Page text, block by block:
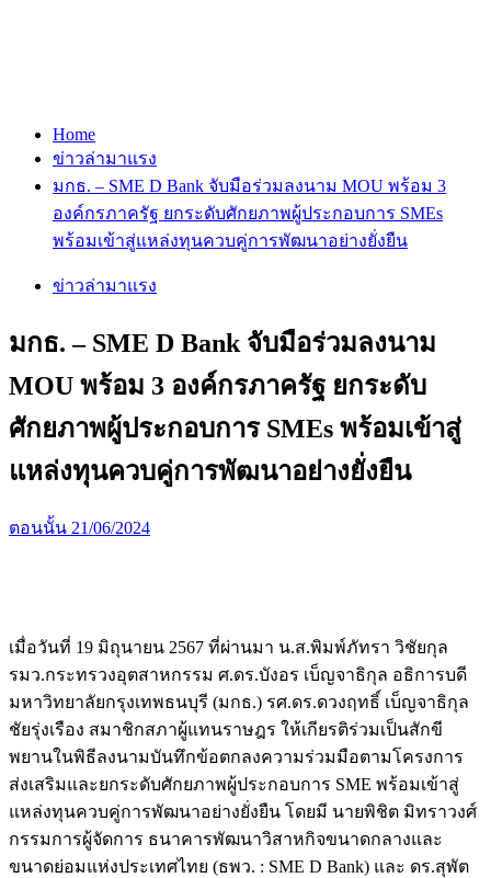
Home
ข่าวล่ามาแรง
มกธ. – SME D Bank จับมือร่วมลงนาม MOU พร้อม 3
องค์กรภาครัฐ ยกระดับศักยภาพผู้ประกอบการ SMEs
พร้อมเข้าสู่แหล่งทุนควบคู่การพัฒนาอย่างยั่งยืน
ข่าวล่ามาแรง
มกธ. – SME D Bank จับมือร่วมลงนาม
MOU พร้อม 3 องค์กรภาครัฐ ยกระดับ
ศักยภาพผู้ประกอบการ SMEs พร้อมเข้าสู่
แหล่งทุนควบคู่การพัฒนาอย่างยั่งยืน
ตอนนั้น 21/06/2024
เมื่อวันที่ 19 มิถุนายน 2567 ที่ผ่านมา น.ส.พิมพ์ภัทรา วิชัยกุล
รมว.กระทรวงอุตสาหกรรม ศ.ดร.บังอร เบ็ญจาธิกุล อธิการบดี
มหาวิทยาลัยกรุงเทพธนบุรี (มกธ.) รศ.ดร.ดวงฤทธิ์ เบ็ญจาธิกุล
ชัยรุ่งเรือง สมาชิกสภาผู้แทนราษฎร ให้เกียรติร่วมเป็นสักขี
พยานในพิธีลงนามบันทึกข้อตกลงความร่วมมือตามโครงการ
ส่งเสริมและยกระดับศักยภาพผู้ประกอบการ SME พร้อมเข้าสู่
แหล่งทุนควบคู่การพัฒนาอย่างยั่งยืน โดยมี นายพิชิต มิทราวงศ์
กรรมการผู้จัดการ ธนาคารพัฒนาวิสาหกิจขนาดกลางและ
ขนาดย่อมแห่งประเทศไทย (ธพว. : SME D Bank) และ ดร.สุพัต